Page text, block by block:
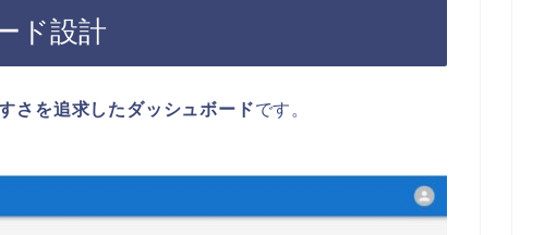
ド設計
さを追求したダッシュボードです。